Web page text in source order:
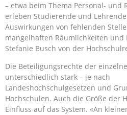
– etwa beim Thema Personal- und
erleben Studierende und
Auswirkungen von fehlenden
mangelhaften Räumlichkeiten und
Stefanie Busch von der
Die Beteiligungsrechte der
unterschiedlich stark – je nach
Landeshochschulgesetzen und
Hochschulen. Auch die Größe der
Einfluss auf das System. «An